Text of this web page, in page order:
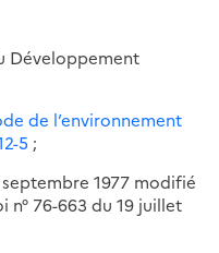
Développement
de l’environnement
5 ;
septembre 1977 modifié
76-663 du 19 juillet